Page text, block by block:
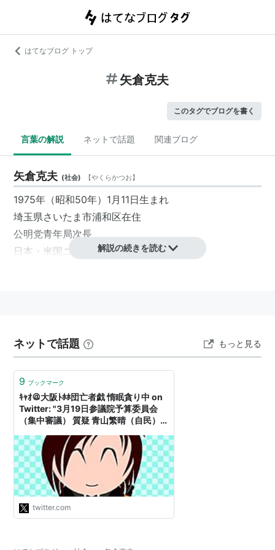
はてなブログ トップ
矢倉克夫
このタグでブログを書く
言葉の解説 ネットで話題 関連ブログ
矢倉克夫 (社会) 【やくらかつお】
1975年（昭和50年）1月11日生まれ
埼玉県さいたま市浦和区在住
公明党青年局次長
日本・米国ニューヨーク州弁護士
解説の続きを読む
ネットで話題 もっと見る
9 ブックマーク
ｷｬｵ＠大阪ﾄﾎﾎ団亡者戯 惰眠貪り中 on
Twitter: "3月19日参議院予算委員会
（集中審議） 質疑 青山繁晴（自民）
野元裕（民進） ～休憩～ 大野元裕（民
進） 矢倉克夫（公明） 横山信一（公
明） 小池晃（共産） 辰巳孝太郎（共
産） 清水貴之（維…
https://t.co/oKzn49xdO6"
twitter.com